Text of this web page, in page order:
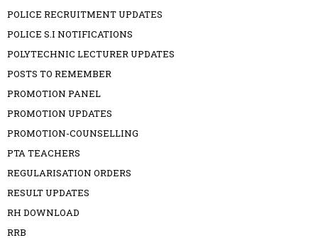
POLICE RECRUITMENT UPDATES
POLICE S.I NOTIFICATIONS
POLYTECHNIC LECTURER UPDATES
POSTS TO REMEMBER
PROMOTION PANEL
PROMOTION UPDATES
PROMOTION-COUNSELLING
PTA TEACHERS
REGULARISATION ORDERS
RESULT UPDATES
RH DOWNLOAD
RRB